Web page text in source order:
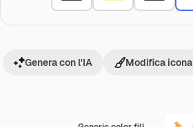
Genera con l'IA Modifica icona